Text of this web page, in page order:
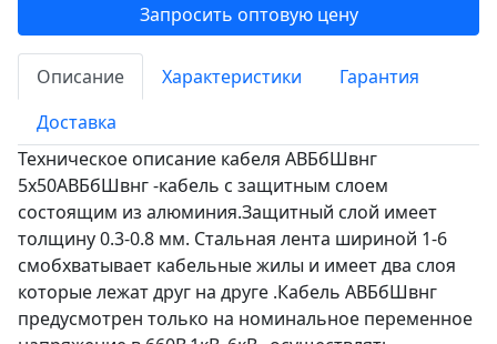
Запросить оптовую цену
Описание Характеристики
Гарантия
Доставка
Техническое описание кабеля АВБбШвнг
5х50АВБбШвнг -кабель с защитным слоем
состоящим из алюминия.Защитный слой имеет
толщину 0.3-0.8 мм. Стальная лента шириной 1-6
смобхватывает кабельные жилы и имеет два слоя
которые лежат друг на друге .Кабель АВБбШвнг
предусмотрен только на номинальное переменное